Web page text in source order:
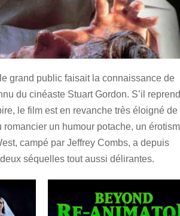
grand public faisait la connaissance de
du cinéaste Stuart Gordon. S’il reprend
le film est en revanche très éloigné de
romancier un humour potache, un
campé par Jeffrey Combs, a depuis
séquelles tout aussi délirantes.